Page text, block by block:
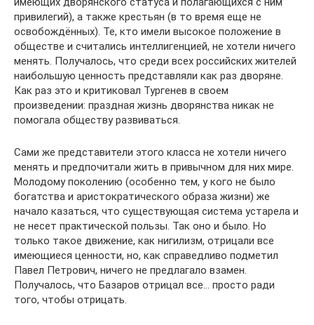
привилегий), а также крестьян (в то время еще не
освобождённых). Те, кто имели высокое положение в
обществе и считались интеллигенцией, не хотели ничего
менять. Получалось, что среди всех российских жителей
наибольшую ценность представляли как раз дворяне.
Как раз это и критиковал Тургенев в своем
произведении: праздная жизнь дворянства никак не
помогала обществу развиваться.
Сами же представители этого класса не хотели ничего
менять и предпочитали жить в привычном для них мире.
Молодому поколению (особенно тем, у кого не было
богатства и аристократического образа жизни) же
начало казаться, что существующая система устарела и
не несет практической пользы. Так оно и было. Но
только такое движение, как нигилизм, отрицали все
имеющиеся ценности, но, как справедливо подметил
Павел Петрович, ничего не предлагало взамен.
Получалось, что Базаров отрицал все… просто ради
того, чтобы отрицать.